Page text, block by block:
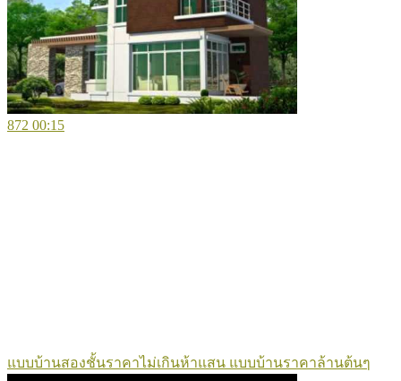
872 00:15
แบบบ้านสองชั้นราคาไม่เกินห้าแสน แบบบ้านราคาล้านต้นๆ